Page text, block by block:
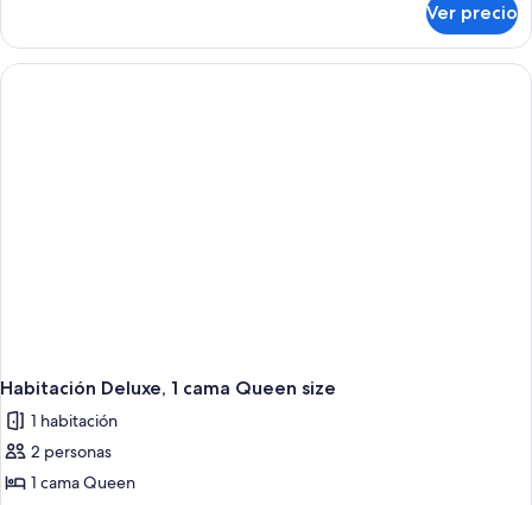
superior,
cama
Ver precio
Habitación Deluxe, 1 cama Queen size
1 habitación
2 personas
1 cama Queen